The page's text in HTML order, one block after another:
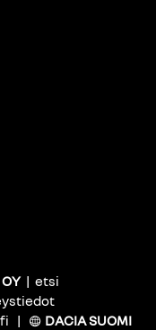
| etsi
| DACIA SUOMI